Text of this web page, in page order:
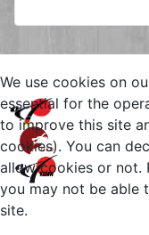
Copyright ©
Goju-Ryu
Bergkamen.
Joomla!is
released
We use cookies on
essential for the
to improve this site
cookies). You can
allow cookies or not.
you may not be able
site.